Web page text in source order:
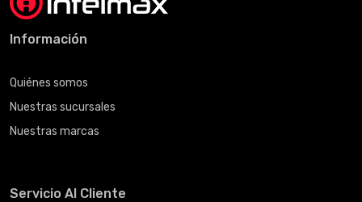
Información
Quiénes somos
Nuestras sucursales
Nuestras marcas
Servicio Al Cliente